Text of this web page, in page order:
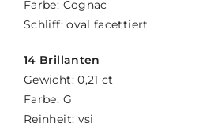
Farbe: Cognac
Schliff: oval facettiert
14 Brillanten
Gewicht: 0,21 ct
Farbe: G
Reinheit: vsi